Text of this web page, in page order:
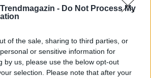
- Do Not Process My
of the sale, sharing to third parties, or
or sensitive information for
by us, please use the below opt-out
selection. Please note that after your
amelynek tömlőjét a vízforgatóra
a szennyezett víz a
a vízforgató hajtja, de nem
sarokba. A robotporszívó a
képviseli, hiszen képes az